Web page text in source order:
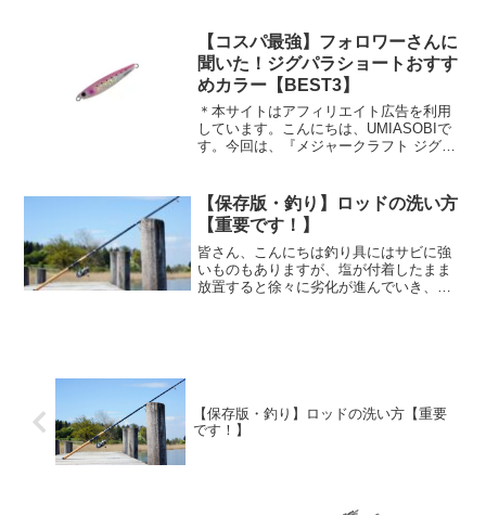
つなげましょう。
【コスパ最強】フォロワーさんに
聞いた！ジグパラショートおすす
めカラー【BEST3】
＊本サイトはアフィリエイト広告を利用
しています。こんにちは、UMIASOBIで
す。今回は、『メジャークラフト ジグパ
施！ランキング形式で紹介します。コス
パ最強ジグの人...
【保存版・釣り】ロッドの洗い方
【重要です！】
皆さん、こんにちは釣り具にはサビに強
いものもありますが、塩が付着したまま
放置すると徐々に劣化が進んでいき、大
【保存版・釣り】ロッドの洗い方【重要
です！】